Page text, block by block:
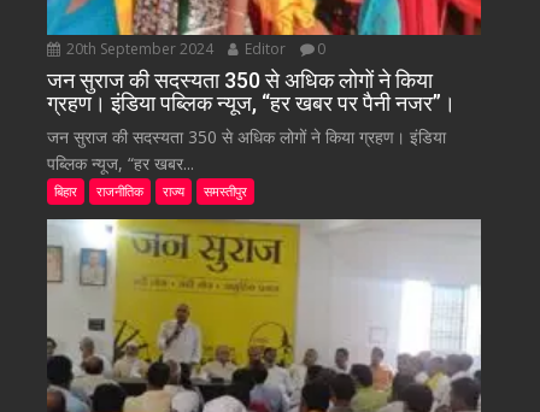
20th September 2024 Editor 0
जन सुराज की सदस्यता 350 से अधिक लोगों ने किया
ग्रहण। इंडिया पब्लिक न्यूज, “हर खबर पर पैनी नजर”।
जन सुराज की सदस्यता 350 से अधिक लोगों ने किया ग्रहण। इंडिया
पब्लिक न्यूज, “हर खबर...
बिहार राजनीतिक राज्य समस्तीपुर